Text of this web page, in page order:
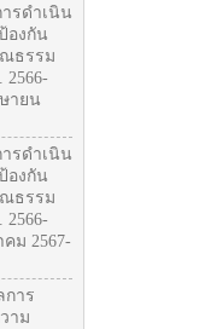
รดำเนิน
องกัน
ณธรรม
ายน
รดำเนิน
องกัน
ณธรรม
ม 2567-
การ
าม